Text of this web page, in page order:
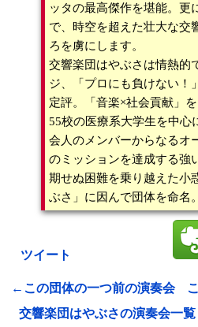
ッタの最高傑作を堪能。更
で、時空を超えた壮大な交
ろを虜にします。
交響楽団はやぶさは情熱的
ジ、「プロにも負けない！
定評。「音楽×社会貢献」
55校の医療系大学生を中心
会人のメンバーからなるオ
のミッションを達成する強
期せぬ困難を乗り越えた小
ぶさ」に因んで団体を命名。
ツイート
←この団体の一つ前の演奏会
交響楽団はやぶさの演奏会一覧